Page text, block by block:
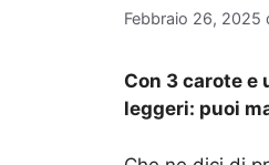
Febbraio 26, 2025
Con 3 carote
leggeri: puoi